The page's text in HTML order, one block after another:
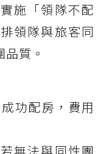
施「領隊不配
領隊與旅客同
質。
功配房，費用